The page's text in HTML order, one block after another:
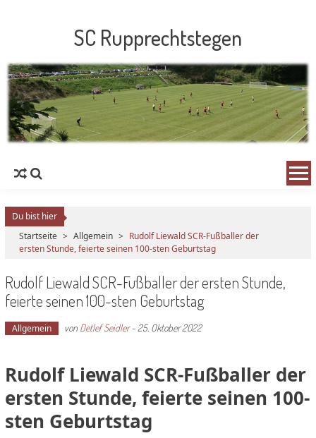
SC Rupprechtstegen
Du bist hier
Startseite > Allgemein > Rudolf Liewald SCR-Fußballer der
ersten Stunde, feierte seinen 100-sten Geburtstag
Rudolf Liewald SCR-Fußballer der ersten Stunde,
feierte seinen 100-sten Geburtstag
Allgemein von Detlef Seidler- 25. Oktober 2022
Rudolf Liewald SCR-Fußballer der
ersten Stunde, feierte seinen 100-
sten Geburtstag